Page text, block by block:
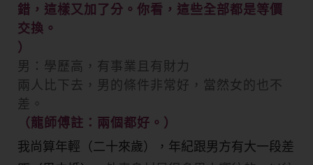
錯，這樣又加了分。你看，這些全部都是等價
交換。
）
男：學歷高，有事業且有財力
兩人比下去，男的條件非常好，當然女的也不
差。
（龍師傅註：兩個都好。）
我尚算年輕（二十來歲），年紀跟男方有大一段差